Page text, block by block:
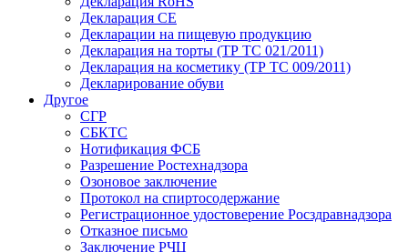
Декларация СЕ
Декларации на пищевую продукцию
Декларация на торты (ТР ТС 021/2011)
Декларация на косметику (ТР ТС 009/2011)
Декларирование обуви
Другое
СГР
СБКТС
Нотификация ФСБ
Разрешение Ростехнадзора
Озоновое заключение
Протокол на спиртосодержание
Регистрационное удостоверение Росздравнадзора
Отказное письмо
Заключение РЧЦ